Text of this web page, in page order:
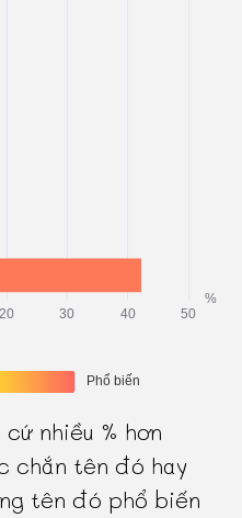
nhiều % hơn
chắn tên đó hay
tên đó phổ biến